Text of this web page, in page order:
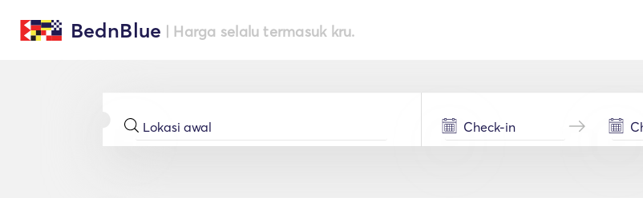
BednBlue | Harga selalu termasuk kru.